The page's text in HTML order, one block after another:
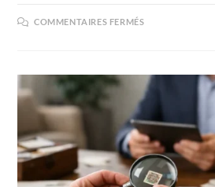
COMMENTAIRES FERMÉS